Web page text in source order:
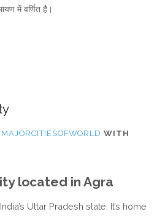
में वर्णित है।
MAJORCITIESOFWORLD WITH
located in Agra
Uttar Pradesh state. It’s home